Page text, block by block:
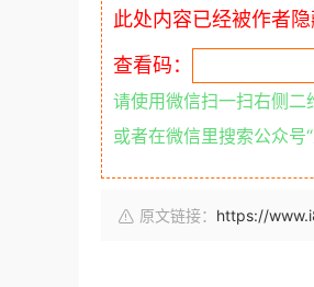
此处内容已经被作者
查看码：
请使用微信扫一扫右侧二
或者在微信里搜索公众号“
原文链接： https://